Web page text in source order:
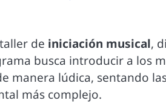
de iniciación musical,
busca introducir a los
manera lúdica, sentando
más complejo.